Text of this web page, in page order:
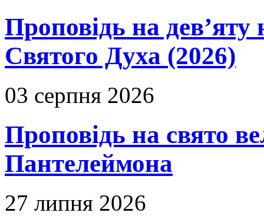
Проповідь на дев’яту
Святого Духа (2026)
03 серпня 2026
Проповідь на свято
Пантелеймона
27 липня 2026